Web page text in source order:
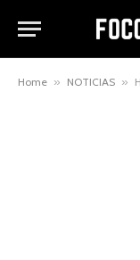
Home » NOTICIAS »